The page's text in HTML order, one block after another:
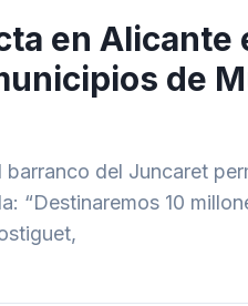
en
de
del Juncaret
“Destinaremos 10